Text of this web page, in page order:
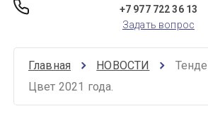
+7 977 722 36 13
Задать вопрос
Главная НОВОСТИ
Цвет 2021 года.